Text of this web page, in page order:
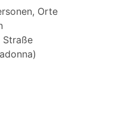
Orte
Straße